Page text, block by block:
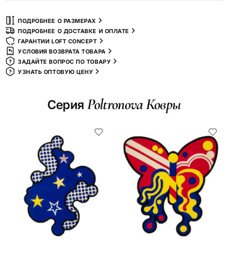
ПОДРОБНЕЕ О РАЗМЕРАХ
ПОДРОБНЕЕ О ДОСТАВКЕ И ОПЛАТЕ
ГАРАНТИИ LOFT CONCEPT
УСЛОВИЯ ВОЗВРАТА ТОВАРА
ЗАДАЙТЕ ВОПРОС ПО ТОВАРУ
УЗНАТЬ ОПТОВУЮ ЦЕНУ
Серия Poltronova Ковры